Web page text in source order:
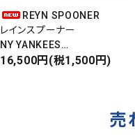
REYN SPOONER
レインスプーナー
NY YANKEES
ニューヨークヤンキース
16,500円(税1,500円)
売